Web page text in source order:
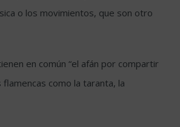
o los movimientos, que son otro
en común “el afán por compartir
como la taranta, la